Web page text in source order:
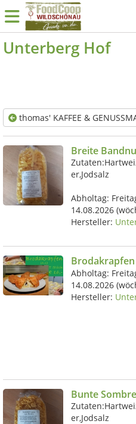
Unterberg Hof
thomas' KAFFEE &
Breite
er,Jodsalz
Abholtag:
14.08.2026
Hersteller:
Abholtag:
14.08.2026
Hersteller:
Bunte
er,Jodsalz